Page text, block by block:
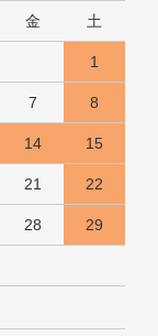
金 土
1
7 8
14 15
21 22
28 29